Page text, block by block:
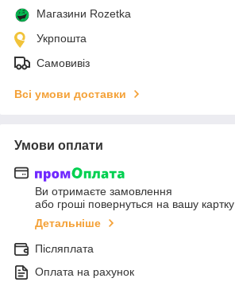
Магазини Rozetka
Укрпошта
Самовивіз
Всі умови доставки
Умови оплати
Ви отримаєте замовлення
або гроші повернуться на вашу картку
Детальніше
Післяплата
Оплата на рахунок